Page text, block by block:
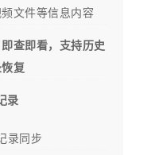
文件等信息内容
即查即看，支持历史
复
录
录同步